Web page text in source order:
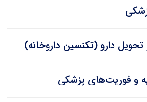
دارو (تکنسین داروخانه)
و فوریت‌های پزشکی